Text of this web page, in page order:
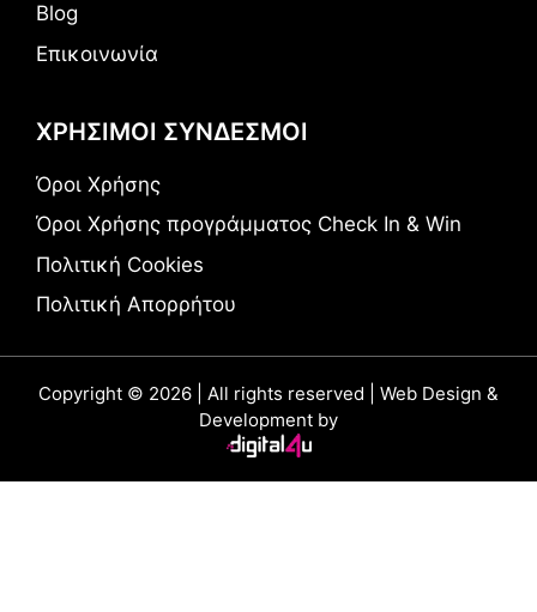
Blog
Επικοινωνία
ΧΡΗΣΙΜΟΙ ΣΥΝΔΕΣΜΟΙ
Όροι Χρήσης
Όροι Χρήσης προγράμματος Check In & Win
Πολιτική Cookies
Πολιτική Απορρήτου
Copyright © 2026 | All rights reserved | Web Design &
Development by